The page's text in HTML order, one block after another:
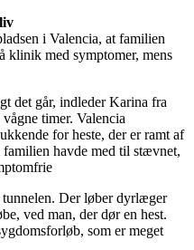
i Valencia, at familien
klinik med symptomer, mens
det går, indleder Karina fra
timer. Valencia
for heste, der er ramt af
familien havde med til stævnet,
Der løber dyrlæger
ved man, der dør en hest.
som er meget